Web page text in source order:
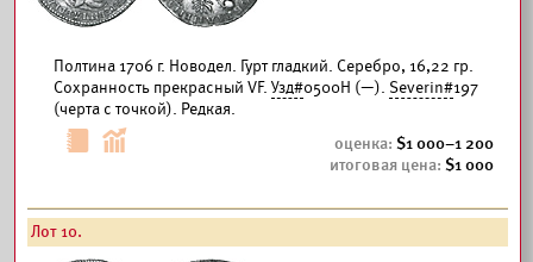
Полтина 1706 г. Новодел. Гурт гладкий. Серебро, 16,22 гр.
Сохранность прекрасный VF. Узд#0500Н (—). Severin#197
(черта с точкой). Редкая.
1 000–1 200
1 000
Лот 10.